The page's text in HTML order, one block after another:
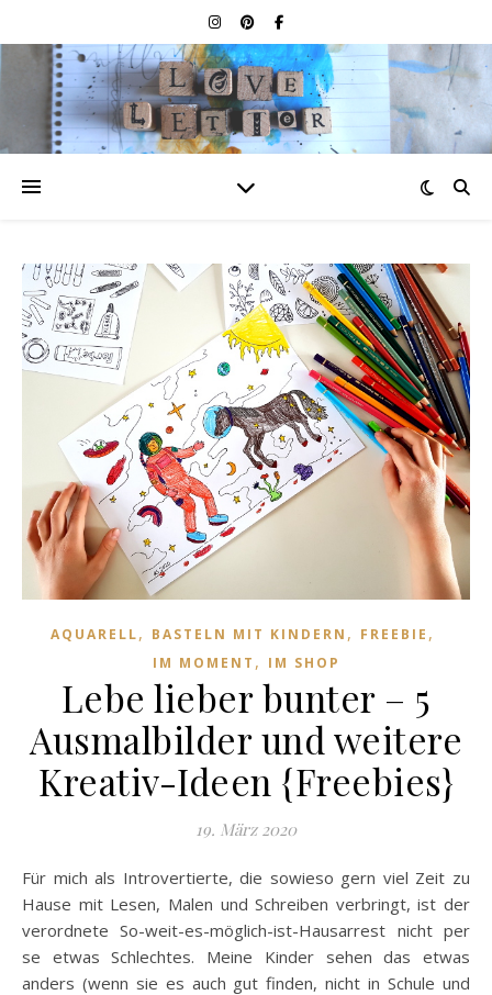
AQUARELL, BASTELN MIT KINDERN , FREEBIE ,
IM MOMENT , IM SHOP
Lebe lieber bunter – 5
Ausmalbilder und weitere
Kreativ-Ideen {Freebies}
19. März 2020
Für mich als Introvertierte, die sowieso gern viel Zeit zu
Hause mit Lesen, Malen und Schreiben verbringt, ist der
verordnete So-weit-es-möglich-ist-Hausarrest nicht per
se etwas Schlechtes. Meine Kinder sehen das etwas
anders (wenn sie es auch gut finden, nicht in Schule und